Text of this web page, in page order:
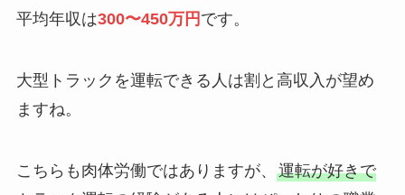
平均年収は300〜450万円 です。
大型トラックを運転できる人は割と高収入が望め
ますね。
こちらも肉体労働ではありますが、 運転が好きで